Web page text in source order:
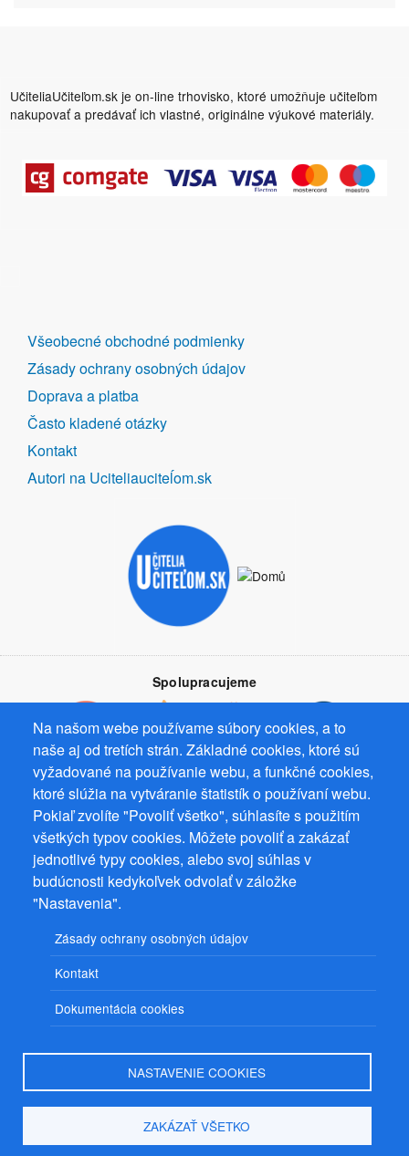
UčiteliaUčiteľom.sk je on-line trhovisko, ktoré umožňuje učiteľom
nakupovať a predávať ich vlastné, originálne výukové materiály.
Na našom webe používame súbory cookies, a to
naše aj od tretích strán. Základné cookies, ktoré sú
vyžadované na používanie webu, a funkčné cookies,
ktoré slúžia na vytváranie štatistík o používaní webu.
Pokiaľ zvolíte "Povoliť všetko", súhlasíte s použitím
všetkých typov cookies. Môžete povoliť a zakázať
jednotlivé typy cookies, alebo svoj súhlas v
budúcnosti kedykoľvek odvolať v záložke
"Nastavenia".
Zásady ochrany osobných údajov
Kontakt
Dokumentácia cookies
NASTAVENIE COOKIES
ZAKÁZAŤ VŠETKO
DALŠÍ
ODKAZY
Všeobecné obchodné podmienky
Zásady ochrany osobných údajov
Doprava a platba
Často kladené otázky
Kontakt
Autori na Uciteliauciteĺom.sk
Spolupracujeme
Prevádzkovateľ: Mgr. Bc. Žaneta Radimecká, MBA, Ostrov 256, 561
22 Ostrov, IČ 08993033, DIČ CZ9161263958
© 2026PuzzleWebss.r.o.